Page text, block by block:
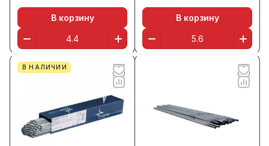
В корзину В корзину
В НАЛИЧИИ